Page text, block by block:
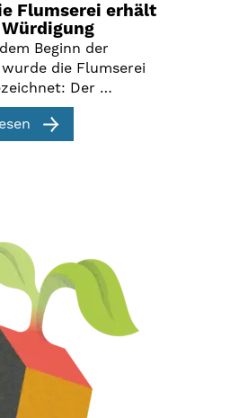
Flumserei erhält
Beginn der
die Flumserei
Der …